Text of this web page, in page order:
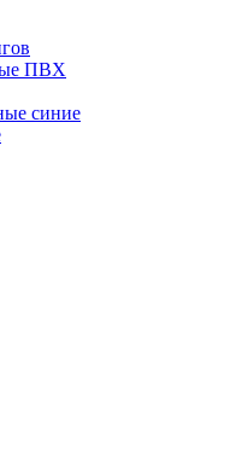
ПВХ
синие